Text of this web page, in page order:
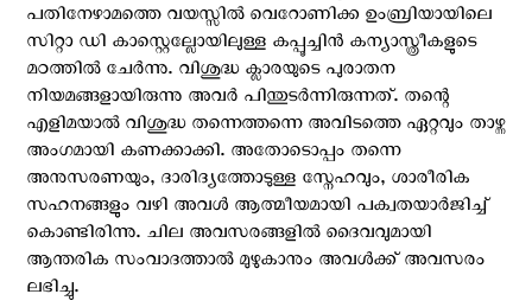
പതിനേഴാമത്തെ വയസ്സില്‍ വെറോണിക്ക ഉംബ്രിയായിലെ
സിറ്റാ ഡി കാസ്റ്റെല്ലോയിലുള്ള കപ്പൂച്ചിന്‍ കന്യാസ്ത്രീകളുടെ
മഠത്തില്‍ ചേര്‍ന്നു. വിശുദ്ധ ക്ലാരയുടെ പുരാതന
നിയമങ്ങളായിരുന്നു അവര്‍ പിന്തുടര്‍ന്നിരുന്നത്. തന്റെ
എളിമയാല്‍ വിശുദ്ധ തന്നെത്തന്നെ അവിടത്തെ ഏറ്റവും താഴ്ന്ന
അംഗമായി കണക്കാക്കി. അതോടൊപ്പം തന്നെ
അനുസരണയും, ദാരിദ്യത്തോടുള്ള സ്നേഹവും, ശാരീരിക
സഹനങ്ങളും വഴി അവള്‍ ആത്മീയമായി പക്വതയാര്‍ജിച്ച്
കൊണ്ടിരിന്നു. ചില അവസരങ്ങളില്‍ ദൈവവുമായി
ആന്തരിക സംവാദത്താല്‍ മുഴുകാനും അവള്‍ക്ക് അവസരം
ലഭിച്ചു.